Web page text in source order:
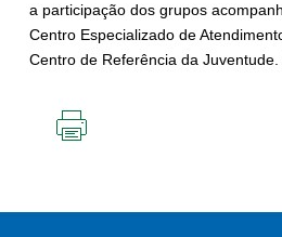
a participação dos grupos
Centro Especializado de
Centro de Referência da